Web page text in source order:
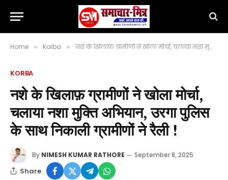
Home » Korba » नशे के खिलाफ़ ग्रामीणों ने खोला मोर्चा, चलाया नशा मुक्ति अभियान, उरगा पुलिस के साथ निकाली ग्रामीणों ने रैली !
KORBA
नशे के खिलाफ़ ग्रामीणों ने खोला मोर्चा,
चलाया नशा मुक्ति अभियान, उरगा पुलिस
के साथ निकाली ग्रामीणों ने रैली !
By NIMESH KUMAR RATHORE September 8, 2025
Share